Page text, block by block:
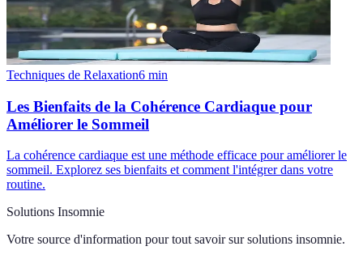
Techniques de Relaxation6 min
Les Bienfaits de la Cohérence Cardiaque pour
Améliorer le Sommeil
La cohérence cardiaque est une méthode efficace pour améliorer le
sommeil. Explorez ses bienfaits et comment l'intégrer dans votre
routine.
Solutions Insomnie
Votre source d'information pour tout savoir sur solutions insomnie.